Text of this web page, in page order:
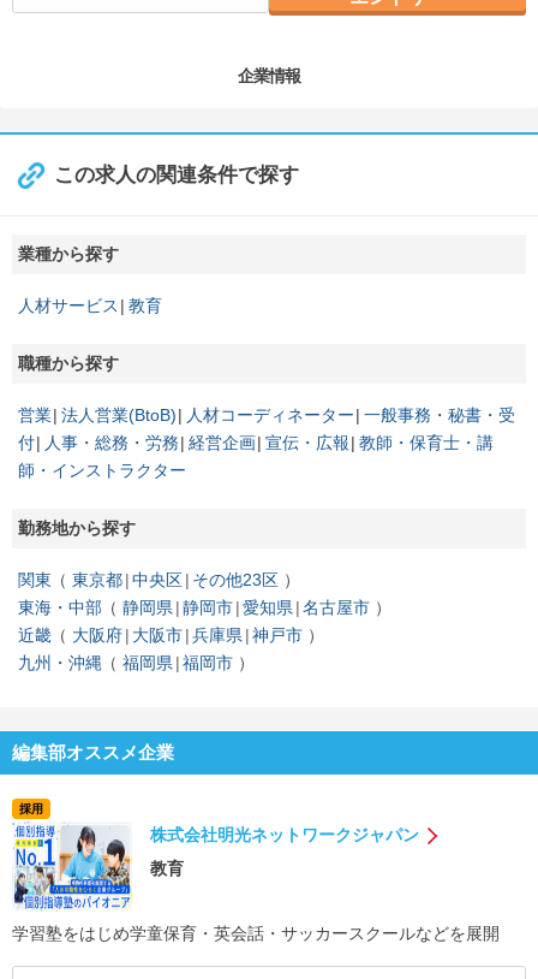
企業情報
この求人の関連条件で探す
業種から探す
人材サービス 教育
職種から探す
営業 法人営業(BtoB) 人材コーディネーター 一般事務・秘書・受
付
人事・総務・労務 経営企画 宣伝・広報 教師・保育士・講
師・インストラクター
勤務地から探す
関東 東京都 中央区 その他23区
東海・中部
静岡県 静岡市 愛知県 名古屋市
近畿
大阪府 大阪市 兵庫県 神戸市
九州・沖縄
福岡県 福岡市
編集部オススメ企業
採用
株式会社明光ネットワークジャパン
教育
学習塾をはじめ学童保育・英会話・サッカースクールなどを展開